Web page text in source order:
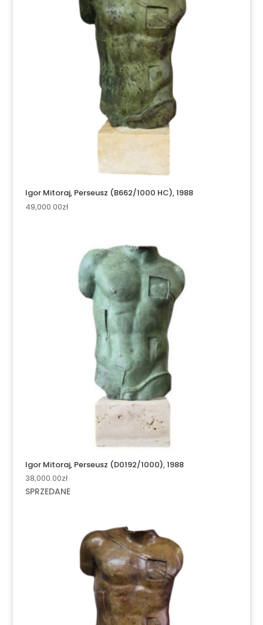
Igor Mitoraj, Perseusz (B662/1000 HC), 1988
49,000.00zł
Igor Mitoraj, Perseusz (D0192/1000), 1988
38,000.00zł
SPRZEDANE